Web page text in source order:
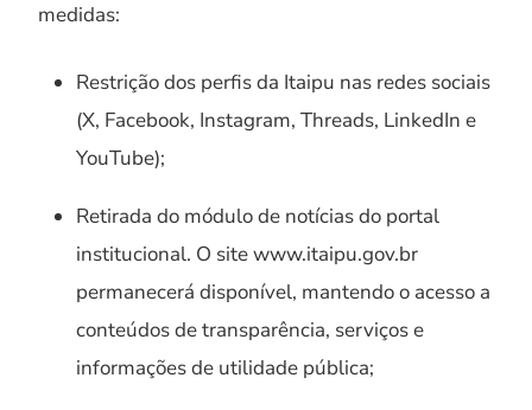
medidas:
Restrição dos perfis da Itaipu nas redes sociais
(X, Facebook, Instagram, Threads, LinkedIn e
YouTube);
Retirada do módulo de notícias do portal
institucional. O site www.itaipu.gov.br
permanecerá disponível, mantendo o acesso a
conteúdos de transparência, serviços e
informações de utilidade pública;